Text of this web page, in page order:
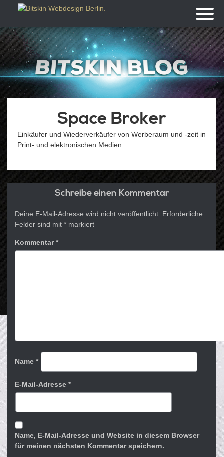
Space Broker
Einkäufer und Wiederverkäufer von Werberaum und -zeit in
Print- und elektronischen Medien.
Schreibe einen Kommentar
Deine E-Mail-Adresse wird nicht veröffentlicht. Erforderliche
Felder sind mit * markiert
Kommentar*
Name *
E-Mail-Adresse *
Name, E-Mail-Adresse und Website in diesem Browser
für meinen nächsten Kommentar speichern.